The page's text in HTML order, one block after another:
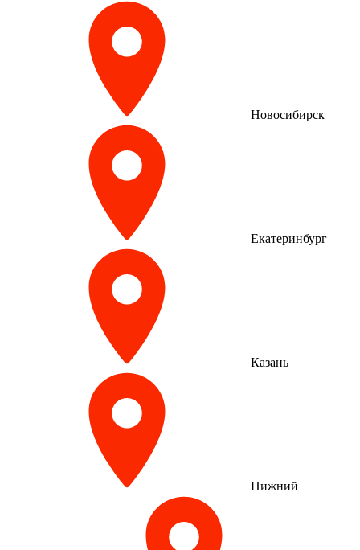
Новосибирск
Екатеринбург
Казань
Нижний